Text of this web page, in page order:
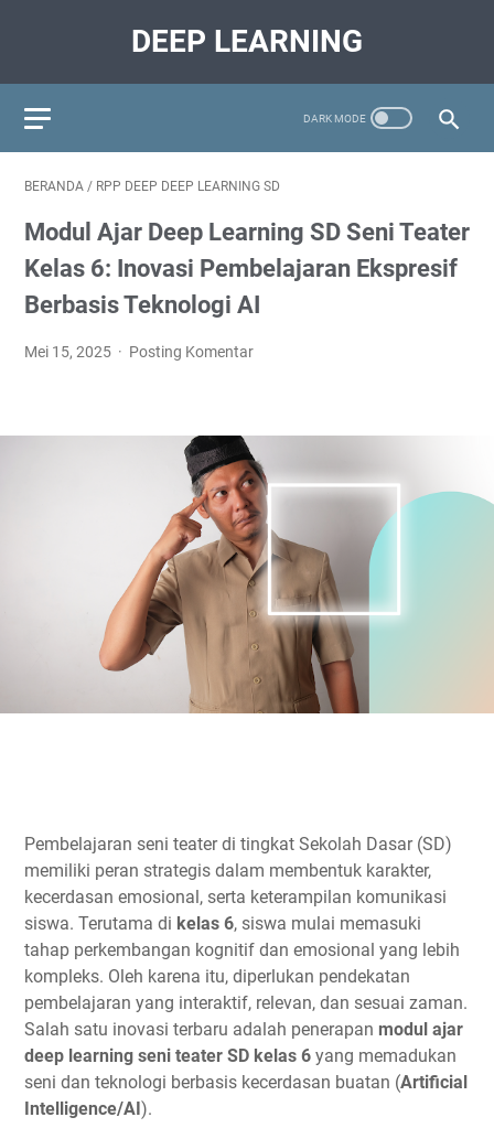
DEEP LEARNING
BERANDA / RPP DEEP DEEP LEARNING SD
Modul Ajar Deep Learning SD Seni Teater
Kelas 6: Inovasi Pembelajaran Ekspresif
Berbasis Teknologi AI
Mei 15, 2025 Posting Komentar
Pembelajaran seni teater di tingkat Sekolah Dasar (SD)
memiliki peran strategis dalam membentuk karakter,
kecerdasan emosional, serta keterampilan komunikasi
siswa. Terutama di kelas 6, siswa mulai memasuki
tahap perkembangan kognitif dan emosional yang lebih
kompleks. Oleh karena itu, diperlukan pendekatan
pembelajaran yang interaktif, relevan, dan sesuai zaman.
Salah satu inovasi terbaru adalah penerapan modul ajar
deep learning seni teater SD kelas 6 yang memadukan
seni dan teknologi berbasis kecerdasan buatan (Artificial
Intelligence/AI).